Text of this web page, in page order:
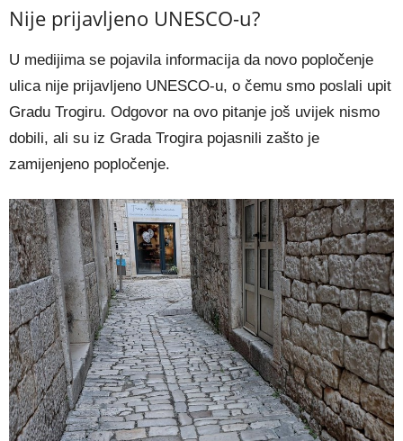
Nije prijavljeno UNESCO-u?
U medijima se pojavila informacija da novo popločenje
ulica nije prijavljeno UNESCO-u, o čemu smo poslali upit
Gradu Trogiru. Odgovor na ovo pitanje još uvijek nismo
dobili, ali su iz Grada Trogira pojasnili zašto je
zamijenjeno popločenje.